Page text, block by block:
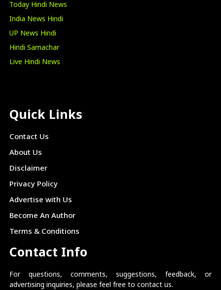
Today Hindi News
India News Hindi
UP News Hindi
Hindi Samachar
Live Hindi News
Quick Links
Contact Us
About Us
Disclaimer
Privacy Policy
Advertise with Us
Become An Author
Terms & Conditions
Contact Info
For questions, comments, suggestions, feedback, or
advertising inquiries, please feel free to contact us.